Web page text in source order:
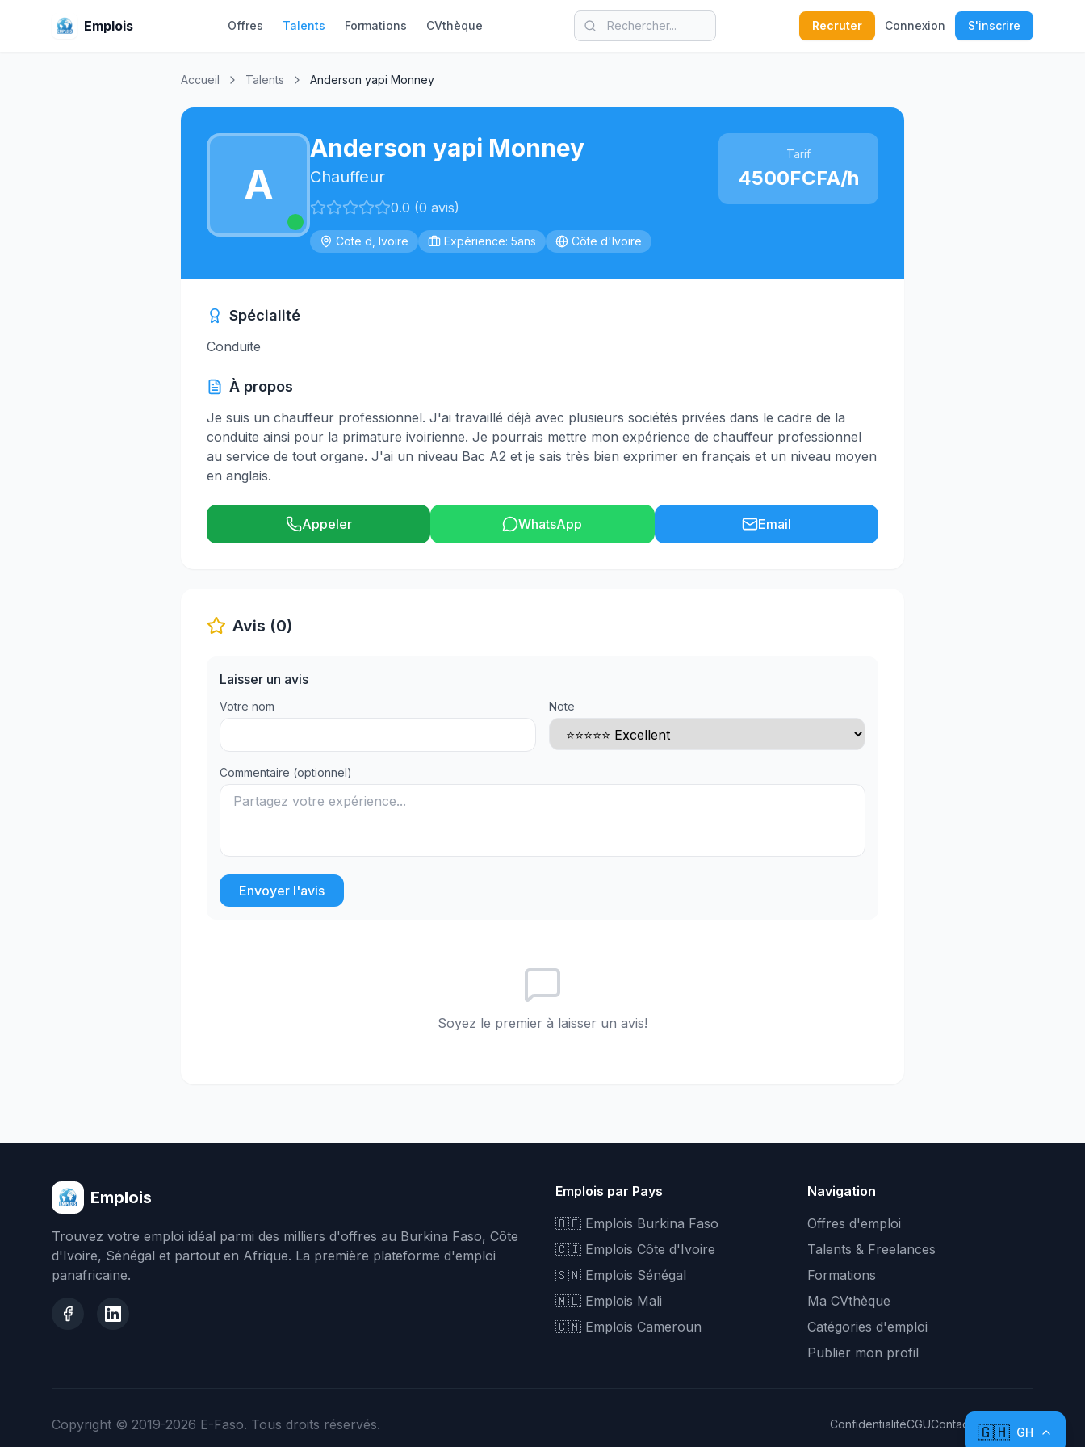
Emplois Offres Talents Formations CVthèque Recruter Connexion S'inscrire
Accueil Talents Anderson yapi Monney
A
Anderson yapi Monney
Chauffeur
0.0 (0 avis)
Cote d, Ivoire Expérience: 5ans Côte d'Ivoire
Tarif
4500FCFA/h
Spécialité
Conduite
À propos
Je suis un chauffeur professionnel. J'ai travaillé déjà avec plusieurs sociétés privées dans le cadre de la
conduite ainsi pour la primature ivoirienne. Je pourrais mettre mon expérience de chauffeur professionnel
au service de tout organe. J'ai un niveau Bac A2 et je sais très bien exprimer en français et un niveau moyen
en anglais.
Appeler WhatsApp Email
Avis (0)
Laisser un avis
Votre nom Note
Commentaire (optionnel)
Envoyer l'avis
Soyez le premier à laisser un avis!
Emplois
Trouvez votre emploi idéal parmi des milliers d'offres au Burkina Faso, Côte
d'Ivoire, Sénégal et partout en Afrique. La première plateforme d'emploi
panafricaine.
Emplois par Pays
🇧🇫 Emplois Burkina Faso
🇨🇮 Emplois Côte d'Ivoire
🇸🇳 Emplois Sénégal
🇲🇱 Emplois Mali
🇨🇲 Emplois Cameroun
Navigation
Offres d'emploi
Talents & Freelances
Formations
Ma CVthèque
Catégories d'emploi
Publier mon profil
Copyright © 2019-2026 E-Faso. Tous droits réservés. ConfidentialitéCGUContact Plan du site
🇬🇭 GH